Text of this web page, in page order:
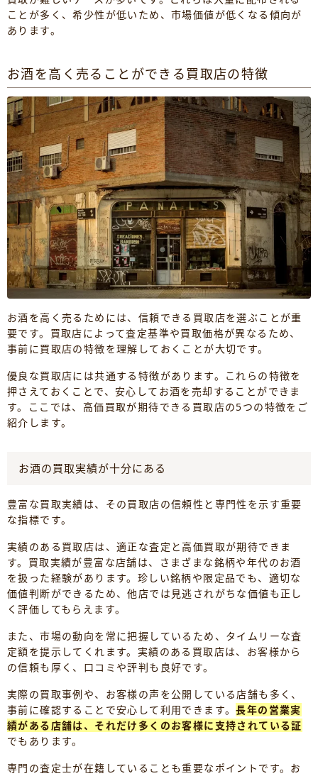
ことが多く、希少性が低いため、市場価値が低くなる傾向が
あります。
お酒を高く売ることができる買取店の特徴
お酒を高く売るためには、信頼できる買取店を選ぶことが重
要です。買取店によって査定基準や買取価格が異なるため、
事前に買取店の特徴を理解しておくことが大切です。
優良な買取店には共通する特徴があります。これらの特徴を
押さえておくことで、安心してお酒を売却することができま
す。ここでは、高価買取が期待できる買取店の5つの特徴をご
紹介します。
お酒の買取実績が十分にある
豊富な買取実績は、その買取店の信頼性と専門性を示す重要
な指標です。
実績のある買取店は、適正な査定と高価買取が期待できま
す。買取実績が豊富な店舗は、さまざまな銘柄や年代のお酒
を扱った経験があります。珍しい銘柄や限定品でも、適切な
価値判断ができるため、他店では見逃されがちな価値も正し
く評価してもらえます。
また、市場の動向を常に把握しているため、タイムリーな査
定額を提示してくれます。実績のある買取店は、お客様から
の信頼も厚く、口コミや評判も良好です。
実際の買取事例や、お客様の声を公開している店舗も多く、
事前に確認することで安心して利用できます。長年の営業実
績がある店舗は、それだけ多くのお客様に支持されている証
でもあります。
専門の査定士が在籍していることも重要なポイントです。お